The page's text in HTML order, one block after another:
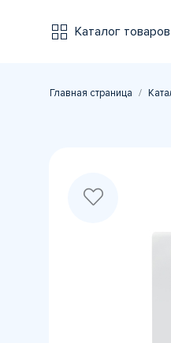
Каталог товаров
Главная страница